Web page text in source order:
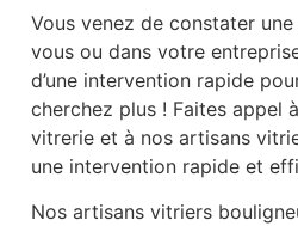
Vous venez de constater
vous ou dans votre
d’une intervention rapide
cherchez plus ! Faites appel
vitrerie et à nos artisans
une intervention rapide et
Nos artisans vitriers